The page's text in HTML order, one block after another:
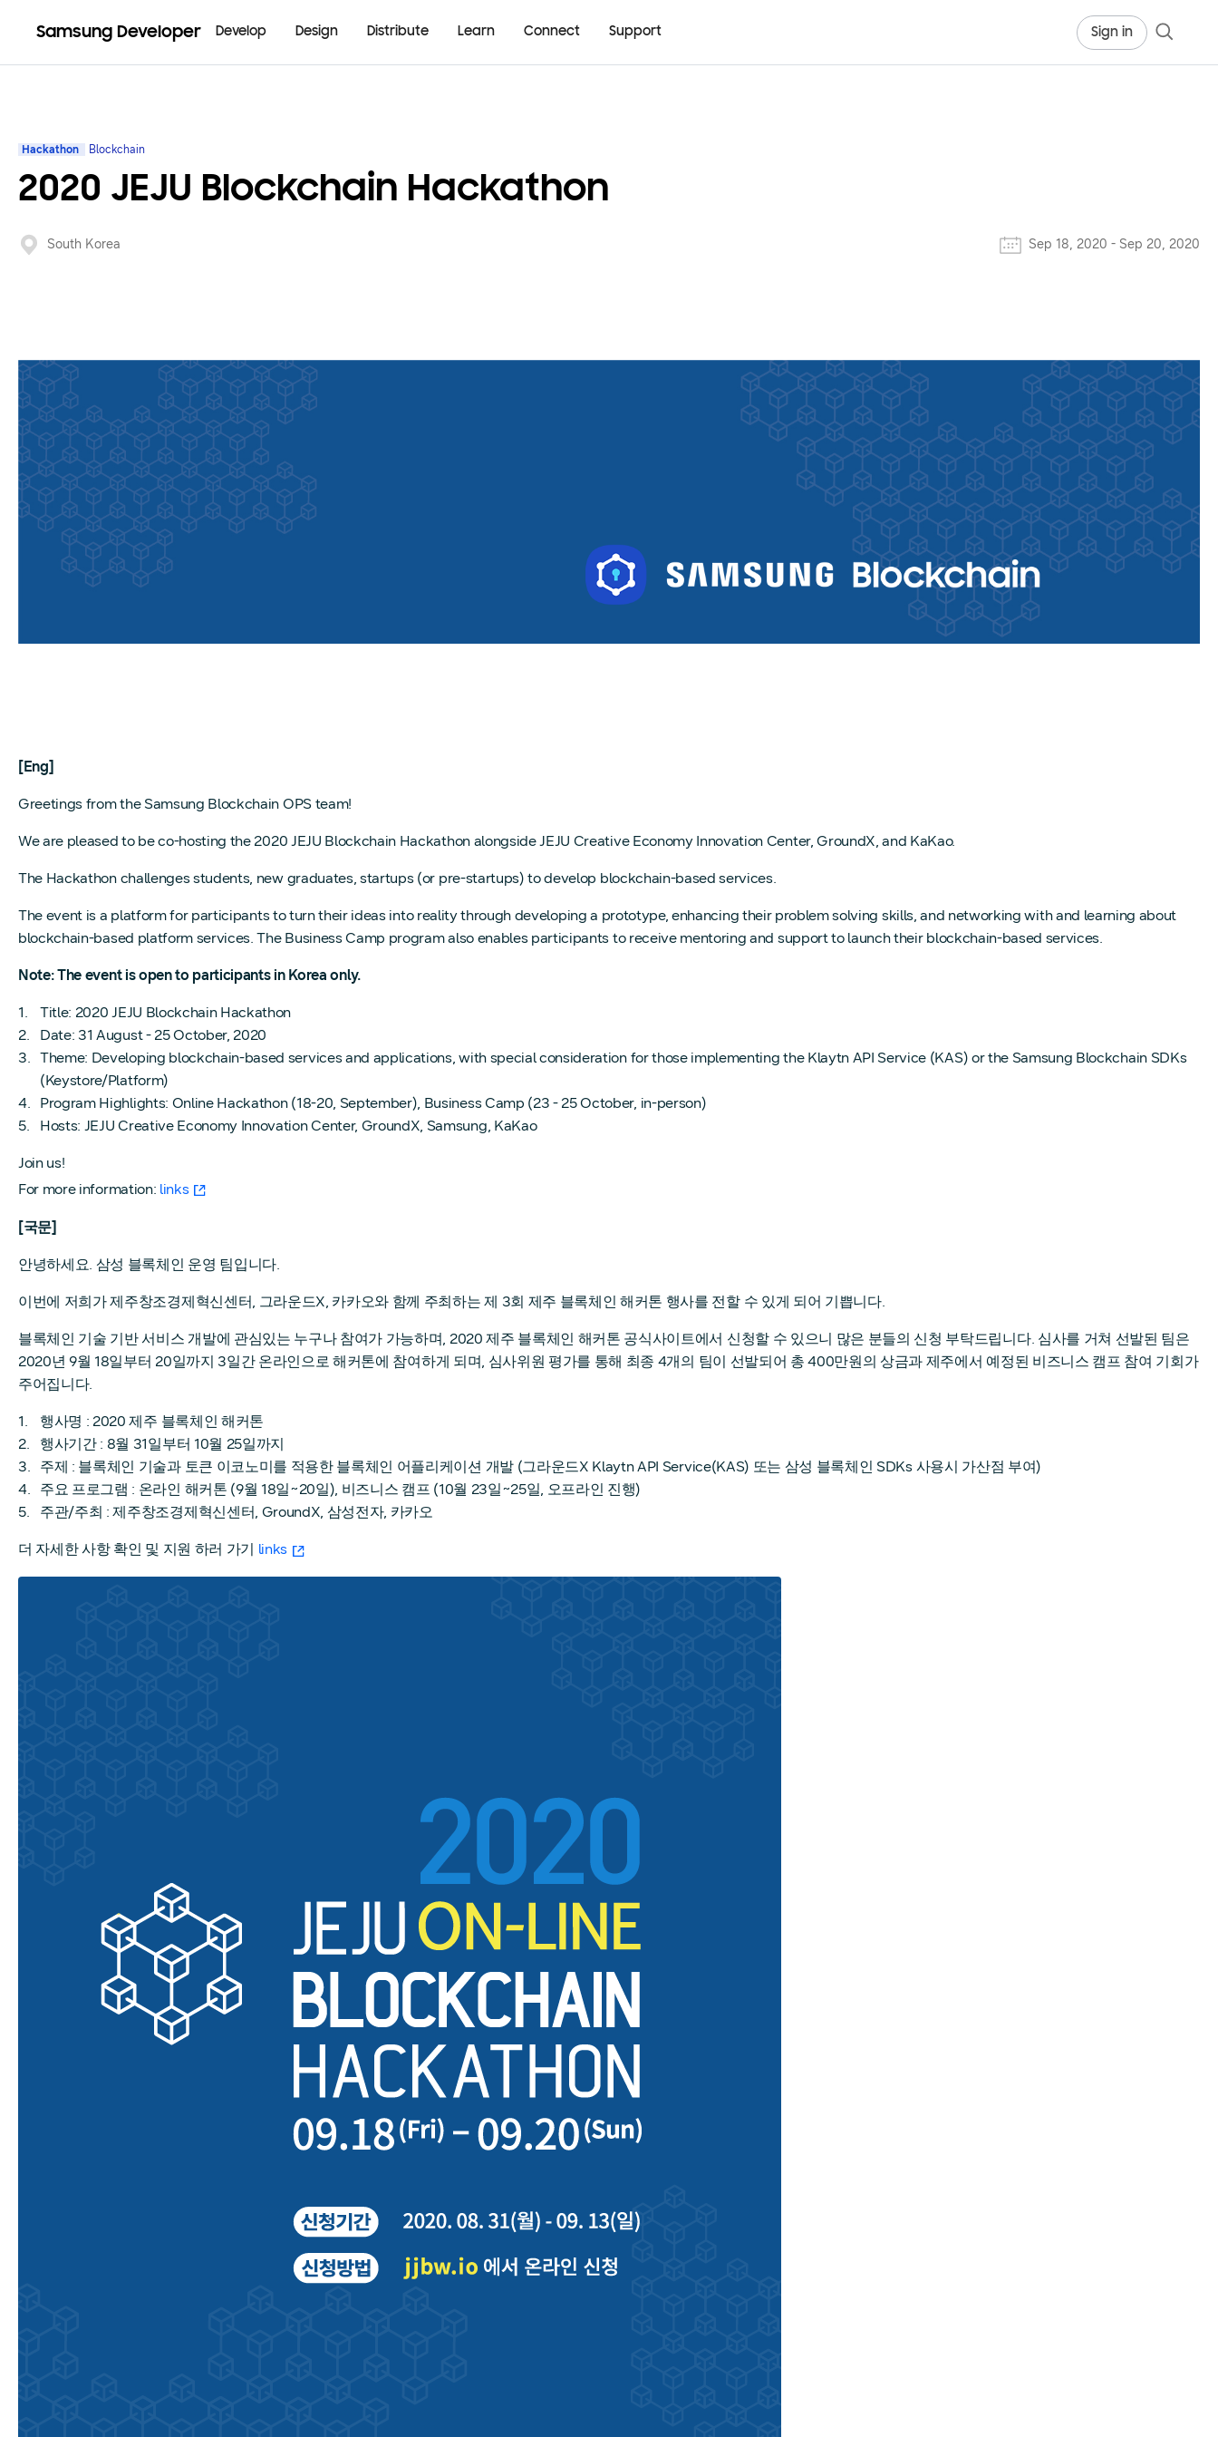
Samsung Developer Develop Design Distribute Learn Connect Support Sign in
Hackathon Blockchain
2020 JEJU Blockchain Hackathon
South Korea Sep 18, 2020 - Sep 20, 2020
[Eng]
Greetings from the Samsung Blockchain OPS team!
We are pleased to be co-hosting the 2020 JEJU Blockchain Hackathon alongside JEJU Creative Economy Innovation Center, GroundX, and KaKao.
The Hackathon challenges students, new graduates, startups (or pre-startups) to develop blockchain-based services.
The event is a platform for participants to turn their ideas into reality through developing a prototype, enhancing their problem solving skills, and networking with and learning about
blockchain-based platform services. The Business Camp program also enables participants to receive mentoring and support to launch their blockchain-based services.
Note: The event is open to participants in Korea only.
Title: 2020 JEJU Blockchain Hackathon
Date: 31 August - 25 October, 2020
Theme: Developing blockchain-based services and applications, with special consideration for those implementing the Klaytn API Service (KAS) or the Samsung Blockchain SDKs
(Keystore/Platform)
Program Highlights: Online Hackathon (18-20, September), Business Camp (23 - 25 October, in-person)
Hosts: JEJU Creative Economy Innovation Center, GroundX, Samsung, KaKao
Join us!
For more information: links
[국문]
안녕하세요. 삼성 블록체인 운영 팀입니다.
이번에 저희가 제주창조경제혁신센터, 그라운드X, 카카오와 함께 주최하는 제 3회 제주 블록체인 해커톤 행사를 전할 수 있게 되어 기쁩니다.
블록체인 기술 기반 서비스 개발에 관심있는 누구나 참여가 가능하며, 2020 제주 블록체인 해커톤 공식사이트에서 신청할 수 있으니 많은 분들의 신청 부탁드립니다. 심사를 거쳐 선발된 팀은
2020년 9월 18일부터 20일까지 3일간 온라인으로 해커톤에 참여하게 되며, 심사위원 평가를 통해 최종 4개의 팀이 선발되어 총 400만원의 상금과 제주에서 예정된 비즈니스 캠프 참여 기회가
주어집니다.
행사명 : 2020 제주 블록체인 해커톤
행사기간 : 8월 31일부터 10월 25일까지
주제 : 블록체인 기술과 토큰 이코노미를 적용한 블록체인 어플리케이션 개발 (그라운드X Klaytn API Service(KAS) 또는 삼성 블록체인 SDKs 사용시 가산점 부여)
주요 프로그램 : 온라인 해커톤 (9월 18일~20일), 비즈니스 캠프 (10월 23일~25일, 오프라인 진행)
주관/주최 : 제주창조경제혁신센터, GroundX, 삼성전자, 카카오
더 자세한 사항 확인 및 지원 하러 가기 links